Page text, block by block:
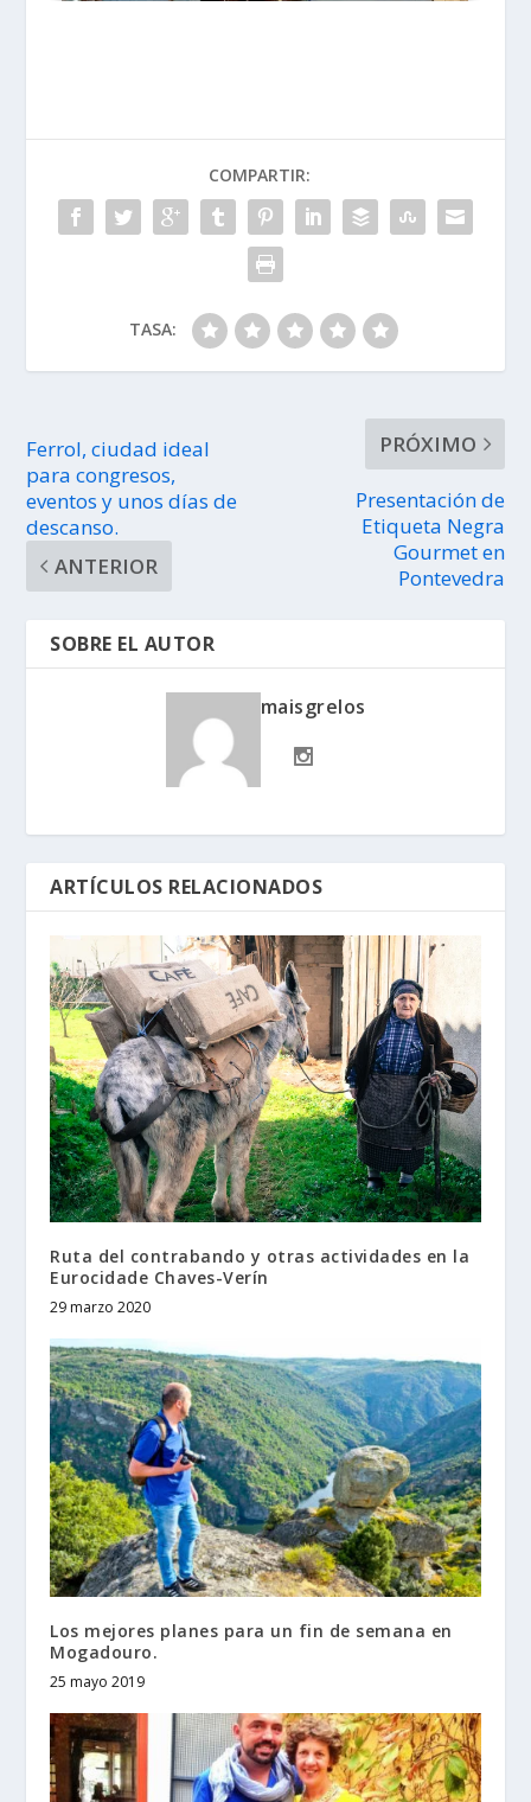
COMPARTIR:
TASA:
Ferrol, ciudad ideal
para congresos,
eventos y unos días de
descanso.
ANTERIOR
PRÓXIMO
Presentación de
Etiqueta Negra
Gourmet en
Pontevedra
SOBRE EL AUTOR
maisgrelos
ARTÍCULOS RELACIONADOS
Ruta del contrabando y otras actividades en la
Eurocidade Chaves-Verín
29 marzo 2020
Los mejores planes para un fin de semana en
Mogadouro.
25 mayo 2019